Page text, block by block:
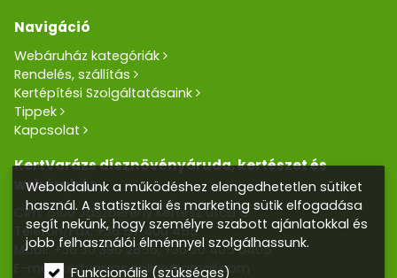
Navigáció
Webáruház kategóriák
Rendelés, szállítás
Kertépítési Szolgáltatásaink
Tippek
Kapcsolat
KertVarázs dísznövényáruda, kertészet és
webáruház
Cím: 5100 Jászberény Kertész utca 5.
Telefon/Fax: +36 57 400 455
Mobil:+36 30 390 2856,+36 20 405 0405
E-mail:kertvarazs.online@gmail.com
Weboldalunk a működéshez elengedhetetlen sütiket
használ. A statisztikai és marketing sütik elfogadása
segít nekünk, hogy személyre szabott ajánlatokkal és
jobb felhasználói élménnyel szolgálhassunk.
Funkcionális (szükséges)